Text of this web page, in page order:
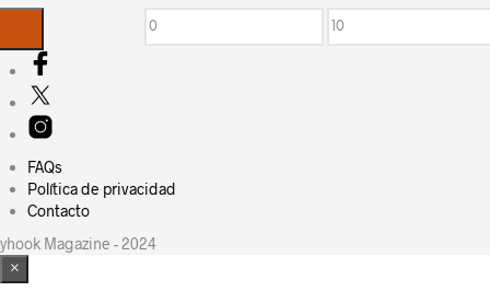
Precio Precio
FAQs
Política de privacidad
Contacto
Magazine - 2024
×